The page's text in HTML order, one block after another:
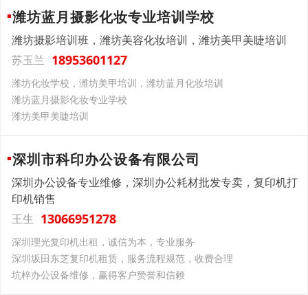
潍坊蓝月摄影化妆专业培训学校
潍坊摄影培训班，潍坊美容化妆培训，潍坊美甲美睫培训
苏玉兰 18953601127
潍坊化妆学校，潍坊美甲培训，潍坊蓝月化妆培训
潍坊蓝月摄影化妆专业学校
潍坊美甲美睫培训
深圳市科印办公设备有限公司
深圳办公设备专业维修，深圳办公耗材批发专卖，复印机打
印机销售
王生 13066951278
深圳理光复印机出租，诚信为本，专业服务
深圳坂田东芝复印机租赁，服务流程规范，收费合理
坑梓办公设备维修，赢得客户赞誉和信赖